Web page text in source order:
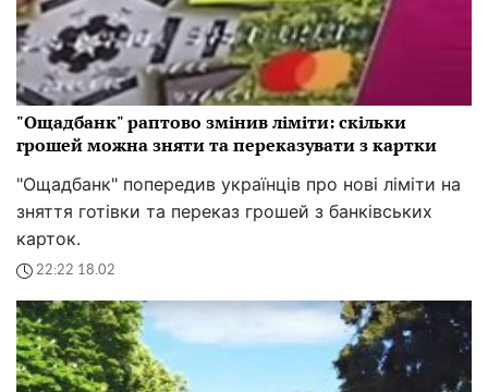
"Ощадбанк" раптово змінив ліміти: скільки
грошей можна зняти та переказувати з картки
"Ощадбанк" попередив українців про нові ліміти на
зняття готівки та переказ грошей з банківських
карток.
22:22 18.02